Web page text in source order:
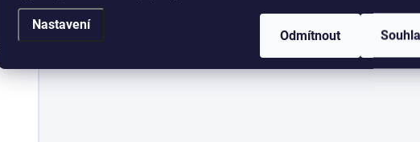
Nastavení
Odmítnout